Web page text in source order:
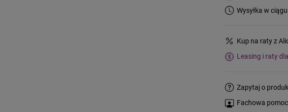
Wysyłka w
Kup na raty z
Leasing i raty
Zapytaj o
Fachowa